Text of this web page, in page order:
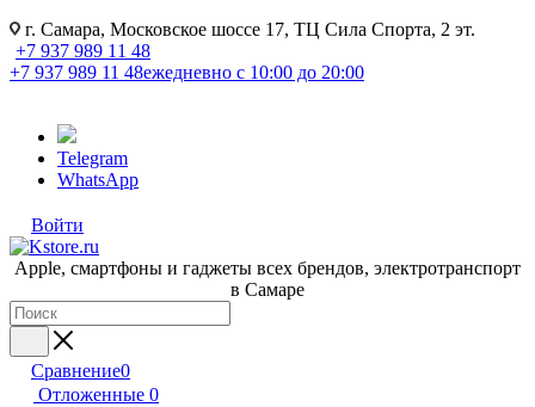
г. Самара, Московское шоссе 17, ТЦ Сила Спорта, 2 эт.
+7 937 989 11 48
+7 937 989 11 48ежедневно с 10:00 до 20:00
Telegram
WhatsApp
Войти
Apple, cмартфоны и гаджеты всех брендов, электротранспорт
в Самаре
Сравнение0
Отложенные 0